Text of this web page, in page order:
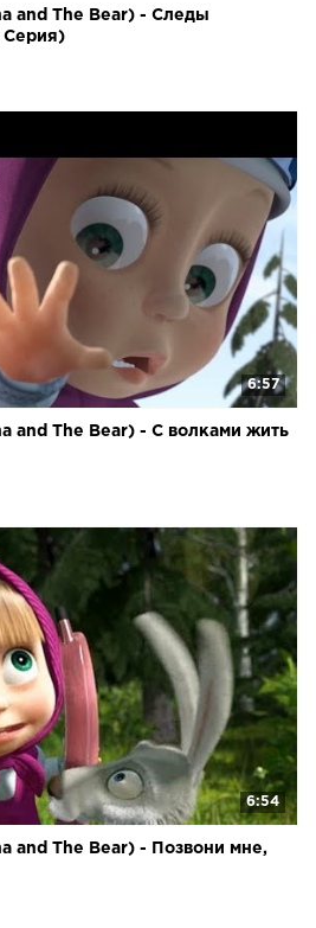
and The Bear) - Следы
Серия)
6:57
and The Bear) - С волками жить
6:54
and The Bear) - Позвони мне,